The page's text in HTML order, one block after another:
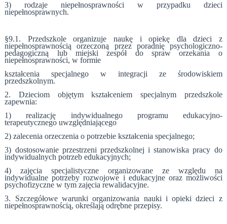
3) rodzaje niepełnosprawności w przypadku dzieci
niepełnosprawnych.
§9.1. Przedszkole organizuje naukę i opiekę dla dzieci z
niepełnosprawnością orzeczoną przez poradnię psychologiczno-
pedagogiczną lub miejski zespół do spraw orzekania o
niepełnosprawności, w formie
kształcenia specjalnego w integracji ze środowiskiem
przedszkolnym.
2. Dzieciom objętym kształceniem specjalnym przedszkole
zapewnia:
1) realizację indywidualnego programu edukacyjno-
terapeutycznego uwzględniającego
2) zalecenia orzeczenia o potrzebie kształcenia specjalnego;
3) dostosowanie przestrzeni przedszkolnej i stanowiska pracy do
indywidualnych potrzeb edukacyjnych;
4) zajęcia specjalistyczne organizowane ze względu na
indywidualne potrzeby rozwojowe i edukacyjne oraz możliwości
psychofizyczne w tym zajęcia rewalidacyjne.
3. Szczegółowe warunki organizowania nauki i opieki dzieci z
niepełnosprawnością, określają odrębne przepisy.